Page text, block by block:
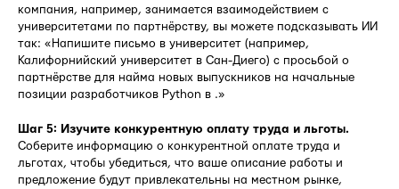
компания, например, занимается взаимодействием с
университетами по партнёрству, вы можете подсказывать ИИ
так: «Напишите письмо в университет (например,
Калифорнийский университет в Сан-Диего) с просьбой о
партнёрстве для найма новых выпускников на начальные
позиции разработчиков Python в .»
Шаг 5: Изучите конкурентную оплату труда и льготы.
Соберите информацию о конкурентной оплате труда и
льготах, чтобы убедиться, что ваше описание работы и
предложение будут привлекательны на местном рынке,